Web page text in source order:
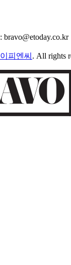
피엔씨 . All rights